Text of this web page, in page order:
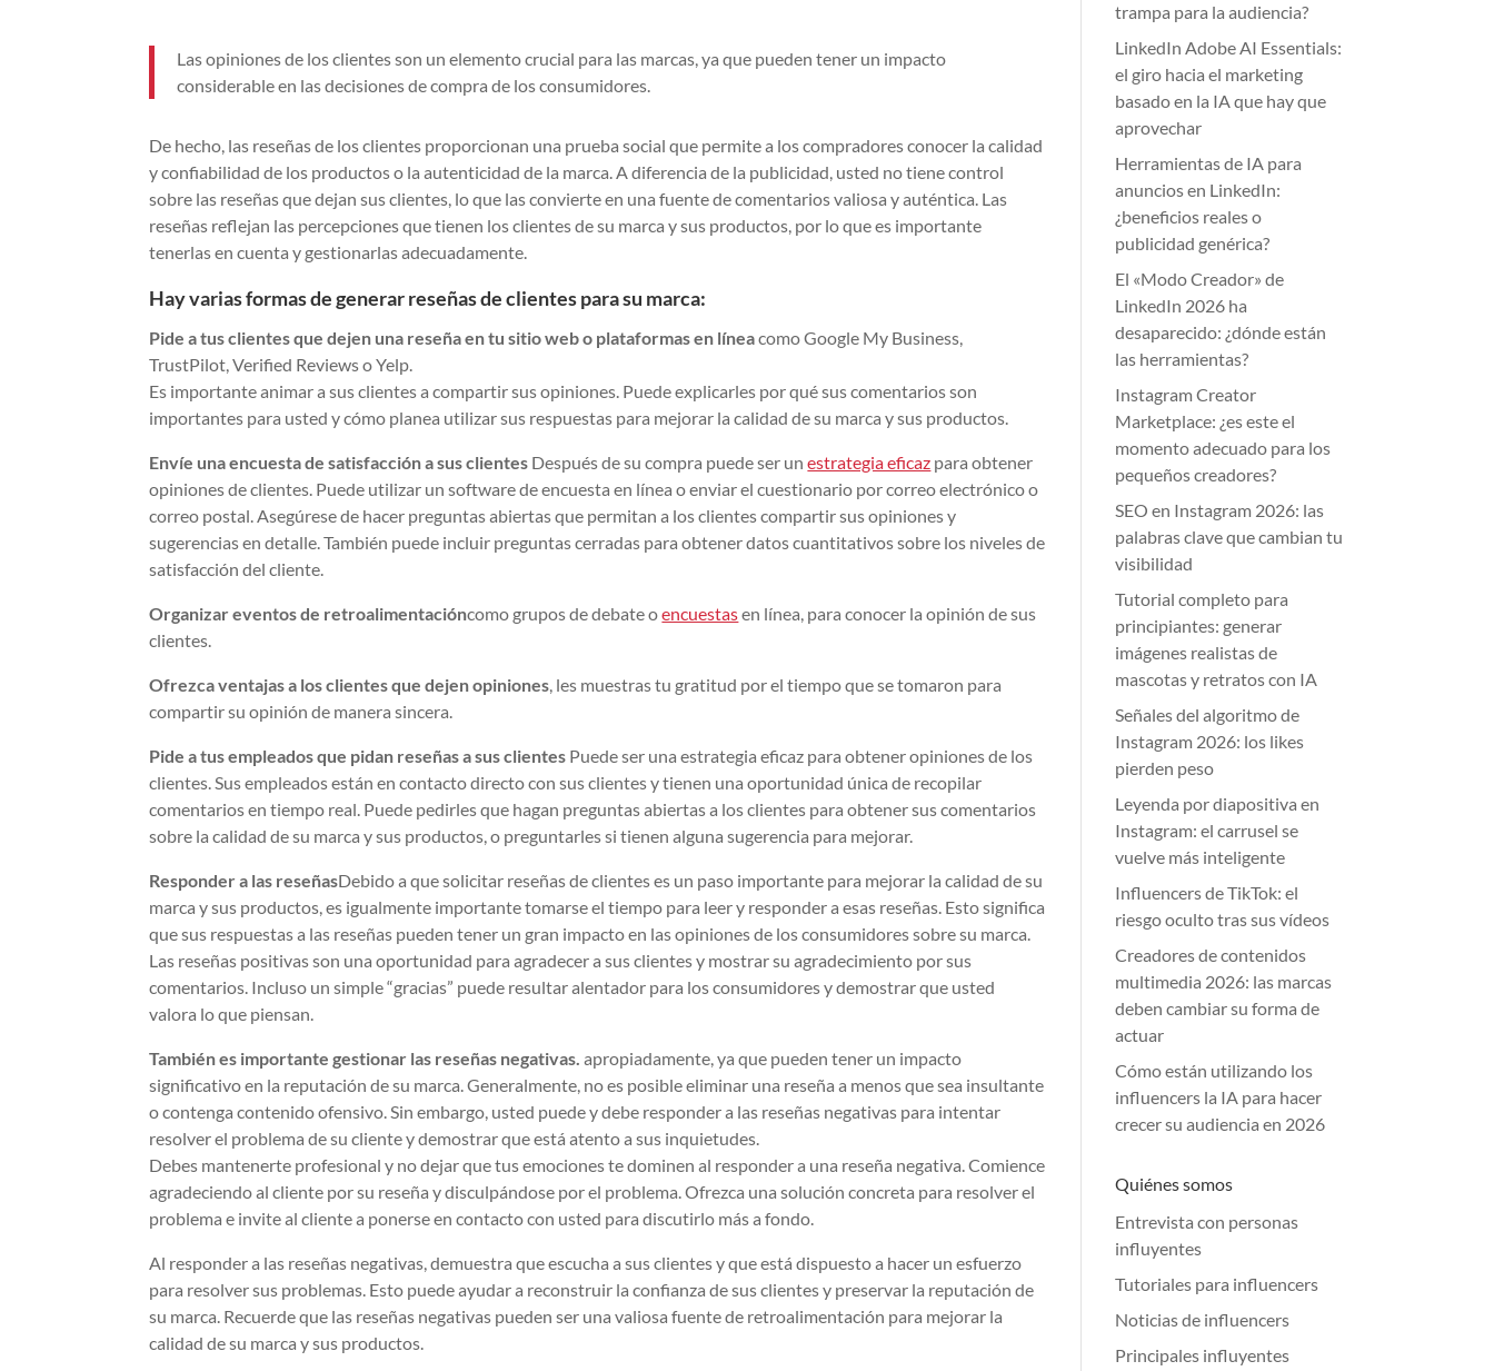
Las opiniones de los clientes son un elemento crucial para las marcas, ya que pueden tener un impacto
considerable en las decisiones de compra de los consumidores.
De hecho, las reseñas de los clientes proporcionan una prueba social que permite a los compradores conocer la calidad
y confiabilidad de los productos o la autenticidad de la marca. A diferencia de la publicidad, usted no tiene control
sobre las reseñas que dejan sus clientes, lo que las convierte en una fuente de comentarios valiosa y auténtica. Las
reseñas reflejan las percepciones que tienen los clientes de su marca y sus productos, por lo que es importante
tenerlas en cuenta y gestionarlas adecuadamente.
Hay varias formas de generar reseñas de clientes para su marca:
Pide a tus clientes que dejen una reseña en tu sitio web o plataformas en líneacomo Google My Business,
TrustPilot, Verified Reviews o Yelp.
Es importante animar a sus clientes a compartir sus opiniones. Puede explicarles por qué sus comentarios son
importantes para usted y cómo planea utilizar sus respuestas para mejorar la calidad de su marca y sus productos.
Envíe una encuesta de satisfacción a sus clientes Después de su compra puede ser unestrategia eficaz para obtener
opiniones de clientes. Puede utilizar un software de encuesta en línea o enviar el cuestionario por correo electrónico o
correo postal. Asegúrese de hacer preguntas abiertas que permitan a los clientes compartir sus opiniones y
sugerencias en detalle. También puede incluir preguntas cerradas para obtener datos cuantitativos sobre los niveles de
satisfacción del cliente.
Organizar eventos de retroalimentacióncomo grupos de debate oencuestasen línea, para conocer la opinión de sus
clientes.
Ofrezca ventajas a los clientes que dejen opiniones , les muestras tu gratitud por el tiempo que se tomaron para
compartir su opinión de manera sincera.
Pide a tus empleados que pidan reseñas a sus clientes Puede ser una estrategia eficaz para obtener opiniones de los
clientes. Sus empleados están en contacto directo con sus clientes y tienen una oportunidad única de recopilar
comentarios en tiempo real. Puede pedirles que hagan preguntas abiertas a los clientes para obtener sus comentarios
sobre la calidad de su marca y sus productos, o preguntarles si tienen alguna sugerencia para mejorar.
Responder a las reseñasDebido a que solicitar reseñas de clientes es un paso importante para mejorar la calidad de su
marca y sus productos, es igualmente importante tomarse el tiempo para leer y responder a esas reseñas. Esto significa
que sus respuestas a las reseñas pueden tener un gran impacto en las opiniones de los consumidores sobre su marca.
Las reseñas positivas son una oportunidad para agradecer a sus clientes y mostrar su agradecimiento por sus
comentarios. Incluso un simple “gracias” puede resultar alentador para los consumidores y demostrar que usted
valora lo que piensan.
También es importante gestionar las reseñas negativas. apropiadamente, ya que pueden tener un impacto
significativo en la reputación de su marca. Generalmente, no es posible eliminar una reseña a menos que sea insultante
o contenga contenido ofensivo. Sin embargo, usted puede y debe responder a las reseñas negativas para intentar
resolver el problema de su cliente y demostrar que está atento a sus inquietudes.
Debes mantenerte profesional y no dejar que tus emociones te dominen al responder a una reseña negativa. Comience
agradeciendo al cliente por su reseña y disculpándose por el problema. Ofrezca una solución concreta para resolver el
problema e invite al cliente a ponerse en contacto con usted para discutirlo más a fondo.
Al responder a las reseñas negativas, demuestra que escucha a sus clientes y que está dispuesto a hacer un esfuerzo
para resolver sus problemas. Esto puede ayudar a reconstruir la confianza de sus clientes y preservar la reputación de
su marca. Recuerde que las reseñas negativas pueden ser una valiosa fuente de retroalimentación para mejorar la
calidad de su marca y sus productos.
trampa para la audiencia?
LinkedIn Adobe AI Essentials:
el giro hacia el marketing
basado en la IA que hay que
aprovechar
Herramientas de IA para
anuncios en LinkedIn:
¿beneficios reales o
publicidad genérica?
El «Modo Creador» de
LinkedIn 2026 ha
desaparecido: ¿dónde están
las herramientas?
Instagram Creator
Marketplace: ¿es este el
momento adecuado para los
pequeños creadores?
SEO en Instagram 2026: las
palabras clave que cambian tu
visibilidad
Tutorial completo para
principiantes: generar
imágenes realistas de
mascotas y retratos con IA
Señales del algoritmo de
Instagram 2026: los likes
pierden peso
Leyenda por diapositiva en
Instagram: el carrusel se
vuelve más inteligente
Influencers de TikTok: el
riesgo oculto tras sus vídeos
Creadores de contenidos
multimedia 2026: las marcas
deben cambiar su forma de
actuar
Cómo están utilizando los
influencers la IA para hacer
crecer su audiencia en 2026
Quiénes somos
Entrevista con personas
influyentes
Tutoriales para influencers
Noticias de influencers
Principales influyentes